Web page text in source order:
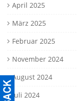
April 2025
März 2025
Februar 2025
November 2024
August 2024
Juli 2024